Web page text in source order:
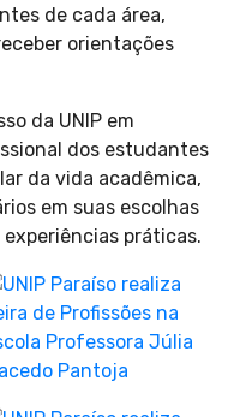
de cada área,
orientações
da UNIP em
dos estudantes
da vida acadêmica,
em suas escolhas
práticas.